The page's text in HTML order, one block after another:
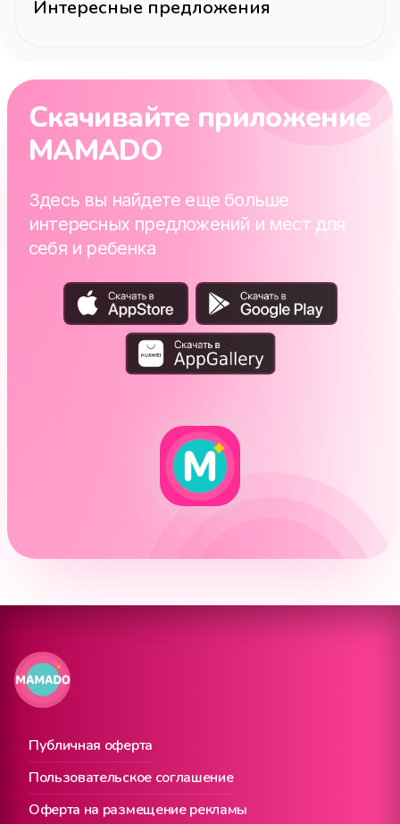
Интересные предложения
Скачивайте приложение
MAMADO
Здесь вы найдете еще больше
интересных предложений и мест для
себя и ребенка
Публичная оферта
Пользовательское соглашение
Оферта на размещение рекламы